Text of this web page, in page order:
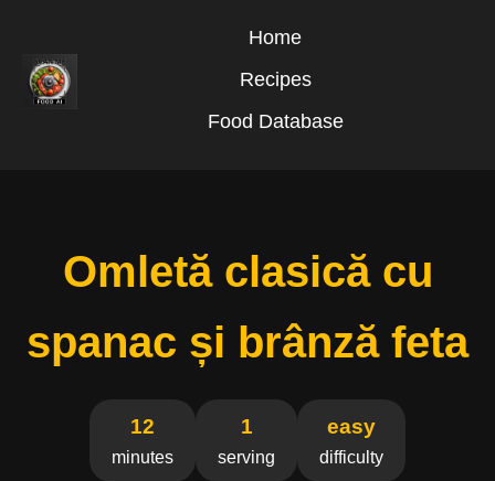
Home
Recipes
Food Database
Omletă clasică cu
spanac și brânză feta
12
minutes
1
serving
easy
difficulty